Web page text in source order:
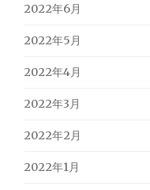
2022年6月
2022年5月
2022年4月
2022年3月
2022年2月
2022年1月